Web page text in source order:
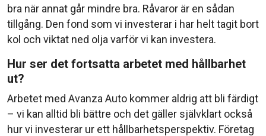
bra när annat går mindre bra. Råvaror är en sådan
tillgång. Den fond som vi investerar i har helt tagit bort
kol och viktat ned olja varför vi kan investera.
Hur ser det fortsatta arbetet med hållbarhet
ut?
Arbetet med Avanza Auto kommer aldrig att bli färdigt
– vi kan alltid bli bättre och det gäller självklart också
hur vi investerar ur ett hållbarhetsperspektiv. Företag